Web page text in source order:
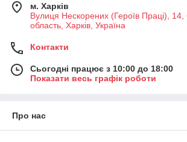
м. Харків
Вулиця Нескорених (Героїв Праці), 14,
область, Харків, Україна
Контакти
Сьогодні працює з 10:00 до 18:00
Показати весь графік роботи
Про нас